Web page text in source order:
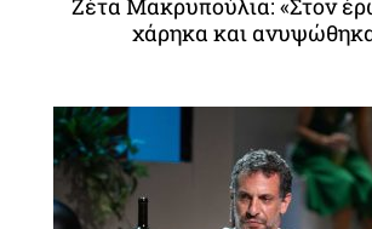
Ζέτα Μακρυπούλια: «Στον
χάρηκα και